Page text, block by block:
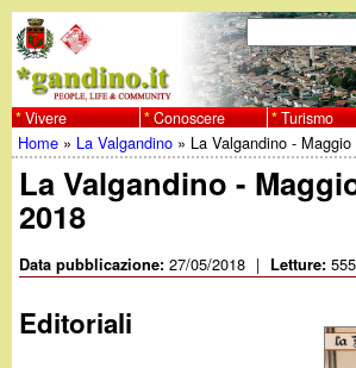
al
contenuto
principale
w
w
w
.
F
o
r
m
i
C
e
r
c
a
Vivere Conoscere Turismo
Tu
sei
qui
Home » La Valgandino » La Valgandino - Maggio
La Valgandino -
2018
Data pubblicazione:27/05/2018 | Letture:
Editoriali